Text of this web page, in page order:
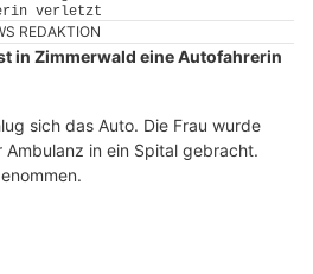
REDAKTION
in Zimmerwald eine Autofahrerin
sich das Auto. Die Frau wurde
in ein Spital gebracht.